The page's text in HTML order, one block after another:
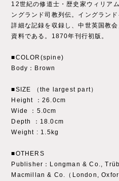
12世紀の修道士・歴史家ウィリア
ングランド司教列伝。イングラン
詳細な記録を収録し、中世英国教
資料である。1870年刊行初版。
■COLOR(spine)
Body：Brown
■SIZE （the largest part）
Height ：26.0cm
Wide ：5.0cm
Depth ：18.0cm
Weight : 1.5kg
■OTHERS
Publisher：Longman & Co.,
Macmillan & Co.（London,